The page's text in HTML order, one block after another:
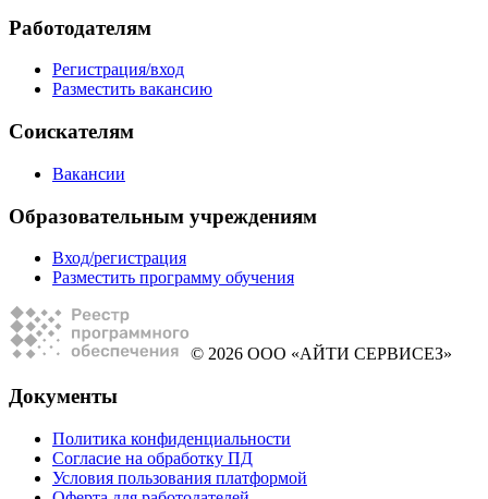
Работодателям
Регистрация/вход
Разместить вакансию
Соискателям
Вакансии
Образовательным учреждениям
Вход/регистрация
Разместить программу обучения
© 2026 ООО «АЙТИ СЕРВИСЕЗ»
Документы
Политика конфиденциальности
Согласие на обработку ПД
Условия пользования платформой